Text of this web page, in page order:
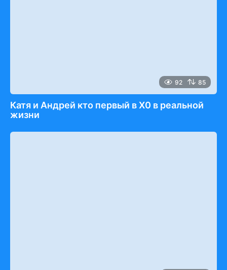
92 85
Катя и Андрей кто первый в Х0 в реальной
жизни